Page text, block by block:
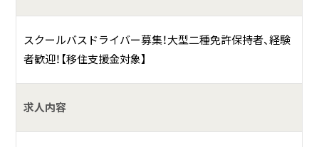
具体的には？
お客様を安全に目的地までご案内出来るよう、安全管理を徹
底してバスを運行しております。関東近隣の貸切観光バス、
成田空港や羽田空港に到着した海外のお客様のホテルへの
送迎や貸切バス旅行、修学旅行や部活動の送迎などにもご利
スクールバスドライバー募集！大型二種免許保持者、経験
者歓迎！【移住支援金対象】
求人内容